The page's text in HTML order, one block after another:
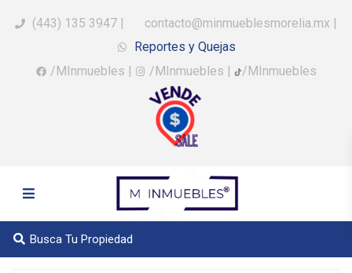
(443) 135 3947 | contacto@minmueblesmorelia.mx |
Reportes y Quejas
/MInmuebles | /MInmuebles | /MInmuebles
Busca Tu Propiedad